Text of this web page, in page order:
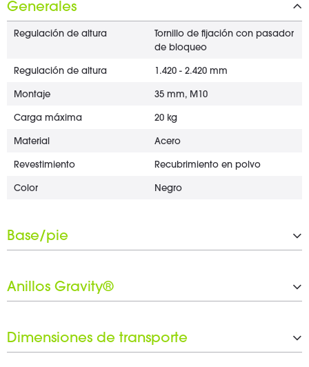
Generales
Regulación de altura
Tornillo de fijación con pasador
de bloqueo
Regulación de altura 1.420 - 2.420 mm
Montaje 35 mm, M10
Carga máxima 20 kg
Material Acero
Revestimiento Recubrimiento en polvo
Color Negro
Base/pie
Material
Color Negro
Anillos Gravity®
Juego de anillas negras incluid
o
Sí
Dimensiones de transporte